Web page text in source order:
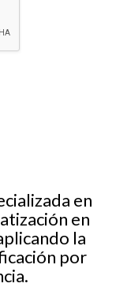
en
en
la
por